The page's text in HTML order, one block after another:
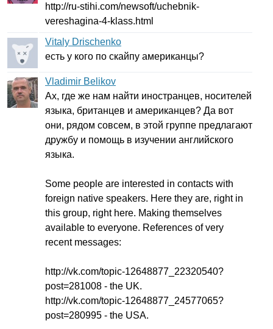
http://ru-stihi.com/newsoft/uchebnik-
vereshagina-4-klass.html
Vitaly Drischenko
есть у кого по скайпу американцы?
Vladimir Belikov
Ах, где же нам найти иностранцев, носителей
языка, британцев и американцев? Да вот
они, рядом совсем, в этой группе предлагают
дружбу и помощь в изучении английского
языка.
Some people are interested in contacts with
foreign native speakers. Here they are, right in
this group, right here. Making themselves
available to everyone. References of very
recent messages:
http://vk.com/topic-12648877_22320540?
post=281008 - the UK.
http://vk.com/topic-12648877_24577065?
post=280995 - the USA.